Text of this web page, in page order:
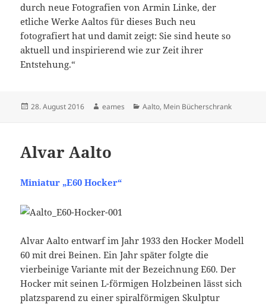
durch neue Fotografien von Armin Linke, der
etliche Werke Aaltos für dieses Buch neu
fotografiert hat und damit zeigt: Sie sind heute so
aktuell und inspirierend wie zur Zeit ihrer
Entstehung.“
Veröffentlicht
28. August 2016 Autor
eames Kategorien
Aalto, Mein Bücherschrank
Alvar Aalto
Miniatur „E60 Hocker“
Alvar Aalto entwarf im Jahr 1933 den Hocker Modell
60 mit drei Beinen. Ein Jahr später folgte die
vierbeinige Variante mit der Bezeichnung E60. Der
Hocker mit seinen L-förmigen Holzbeinen lässt sich
platzsparend zu einer spiralförmigen Skulptur